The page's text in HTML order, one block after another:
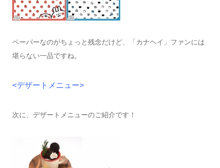
ペーパーなのがちょっと残念だけど、「カナヘイ」ファンには
堪らない一品ですね。
<デザートメニュー>
次に、デザートメニューのご紹介です！